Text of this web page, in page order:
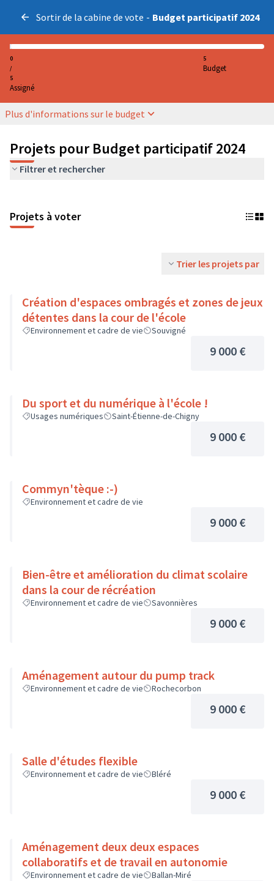
Sortir de la cabine de vote - Budget participatif 2024
0
/
5
Assigné
5
Budget
Plus d'informations sur le budget
Projets pour Budget participatif 2024
Filtrer et rechercher
Projets à voter
Trier les projets par
Création d'espaces ombragés et zones de jeux
détentes dans la cour de l'école
Environnement et cadre de vie Souvigné
9 000 €
Du sport et du numérique à l'école !
Usages numériques Saint-Étienne-de-Chigny
9 000 €
Commyn'tèque :-)
Environnement et cadre de vie
9 000 €
Bien-être et amélioration du climat scolaire
dans la cour de récréation
Environnement et cadre de vie Savonnières
9 000 €
Aménagement autour du pump track
Environnement et cadre de vie Rochecorbon
9 000 €
Salle d'études flexible
Environnement et cadre de vie Bléré
9 000 €
Aménagement deux deux espaces
collaboratifs et de travail en autonomie
Environnement et cadre de vie Ballan-Miré